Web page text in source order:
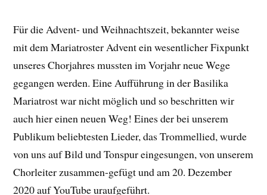
Für die Advent- und Weihnachtszeit, bekannter weise
mit dem Mariatroster Advent ein wesentlicher Fixpunkt
unseres Chorjahres mussten im Vorjahr neue Wege
gegangen werden. Eine Aufführung in der Basilika
Mariatrost war nicht möglich und so beschritten wir
auch hier einen neuen Weg! Eines der bei unserem
Publikum beliebtesten Lieder, das Trommellied, wurde
von uns auf Bild und Tonspur eingesungen, von unserem
Chorleiter zusammen-gefügt und am 20. Dezember
2020 auf YouTube uraufgeführt.